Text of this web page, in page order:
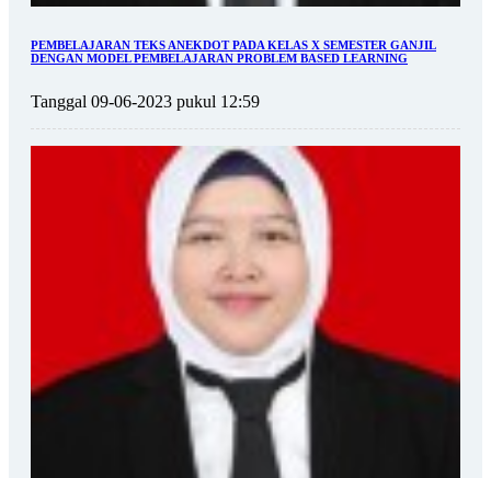
PEMBELAJARAN TEKS ANEKDOT PADA KELAS X SEMESTER GANJIL
DENGAN MODEL PEMBELAJARAN PROBLEM BASED LEARNING
Tanggal 09-06-2023 pukul 12:59